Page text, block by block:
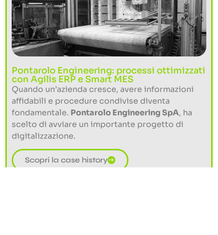
Pontarolo Engineering: processi ottimizzati
con Agilis ERP e Smart MES
Quando un’azienda cresce, avere informazioni
affidabili e procedure condivise diventa
fondamentale. Pontarolo Engineering SpA, ha
scelto di avviare un importante progetto di
digitalizzazione.
Scopri la case history